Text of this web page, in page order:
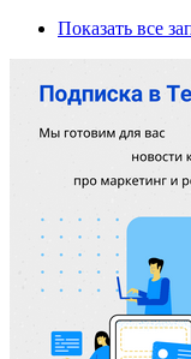
Показать все